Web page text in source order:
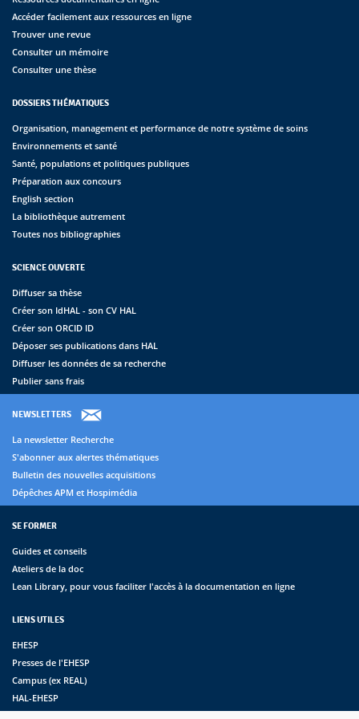
Accéder facilement aux ressources en ligne
Trouver une revue
Consulter un mémoire
Consulter une thèse
DOSSIERS THÉMATIQUES
Organisation, management et performance de notre système de soins
Environnements et santé
Santé, populations et politiques publiques
Préparation aux concours
English section
La bibliothèque autrement
Toutes nos bibliographies
SCIENCE OUVERTE
Diffuser sa thèse
Créer son IdHAL - son CV HAL
Créer son ORCID ID
Déposer ses publications dans HAL
Diffuser les données de sa recherche
Publier sans frais
NEWSLETTERS
La newsletter Recherche
S'abonner aux alertes thématiques
Bulletin des nouvelles acquisitions
Dépêches APM et Hospimédia
SE FORMER
Guides et conseils
Ateliers de la doc
Lean Library, pour vous faciliter l'accès à la documentation en ligne
LIENS UTILES
EHESP
Presses de l'EHESP
Campus (ex REAL)
HAL-EHESP